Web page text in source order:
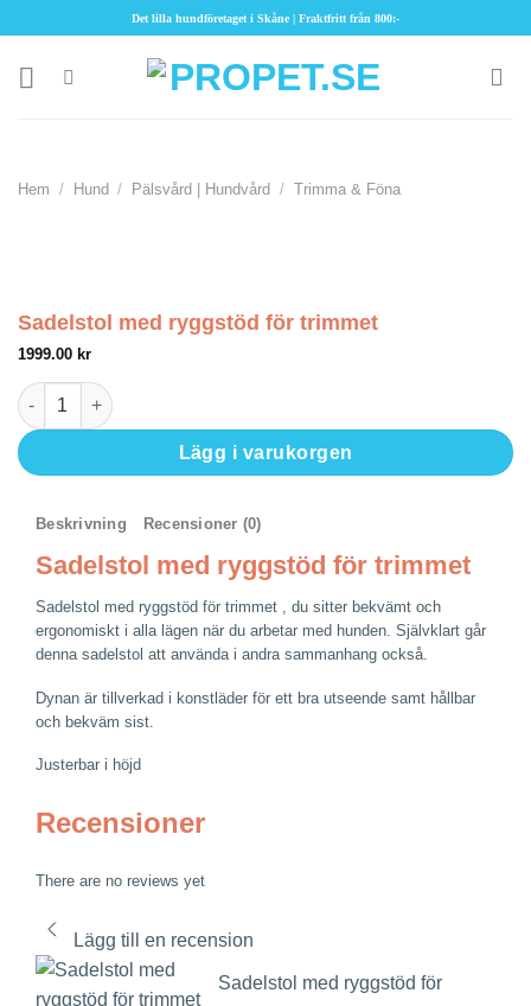
content
Det lilla hundföretaget i Skåne | Fraktfritt från 800:-
Hem / Hund / Pälsvård | Hundvård / Trimma & Föna
Sadelstol med ryggstöd för trimmet
1999.00 kr
Sadelstol med ryggstöd för trimmet mängd
Lägg i varukorgen
Beskrivning Recensioner (0)
Sadelstol med ryggstöd för trimmet
Sadelstol med ryggstöd för trimmet , du sitter bekvämt och
ergonomiskt i alla lägen när du arbetar med hunden. Självklart går
denna sadelstol att använda i andra sammanhang också.
Dynan är tillverkad i konstläder för ett bra utseende samt hållbar
och bekväm sist.
Justerbar i höjd
Recensioner
There are no reviews yet
Lägg till en recension
Sadelstol med ryggstöd för